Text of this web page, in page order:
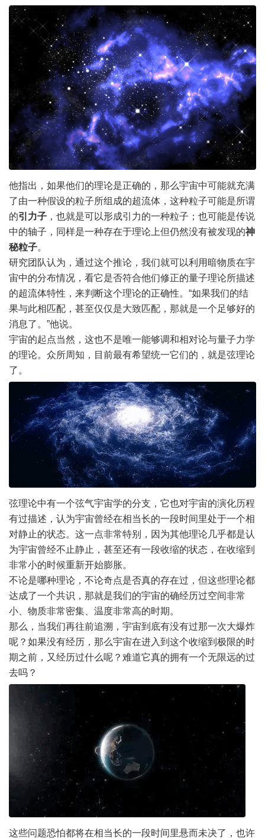
他指出，如果他们的理论是正确的，那么宇宙中可能就充满
了由一种假设的粒子所组成的超流体，这种粒子可能是所谓
的引力子 ，也就是可以形成引力的一种粒子；也可能是传说
中的轴子，同样是一种存在于理论上但仍然没有被发现的神
秘粒子。
研究团队认为，通过这个推论，我们就可以利用暗物质在宇
宙中的分布情况，看它是否符合他们修正的量子理论所描述
的超流体特性，来判断这个理论的正确性。“如果我们的结
果与此相匹配，甚至仅仅是大致匹配，那就是一个足够好的
消息了。”他说。
宇宙的起点当然，这也不是唯一能够调和相对论与量子力学
的理论。众所周知，目前最有希望统一它们的，就是弦理论
了。
弦理论中有一个弦气宇宙学的分支，它也对宇宙的演化历程
有过描述，认为宇宙曾经在相当长的一段时间里处于一个相
对静止的状态。这一点非常特别，因为其他理论几乎都是认
为宇宙曾经不止静止，甚至还有一段收缩的状态，在收缩到
非常小的时候重新开始膨胀。
不论是哪种理论，不论奇点是否真的存在过，但这些理论都
达成了一个共识，那就是我们的宇宙的确经历过空间非常
小、物质非常密集、温度非常高的时期。
那么，当我们再往前追溯，宇宙到底有没有过那一次大爆炸
呢？如果没有经历，那么宇宙在进入到这个收缩到极限的时
期之前，又经历过什么呢？难道它真的拥有一个无限远的过
去吗？
这些问题恐怕都将在相当长的一段时间里悬而未决了，也许